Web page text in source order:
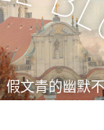
假文青的幽默